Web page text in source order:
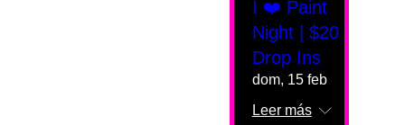
I ❤️ Paint
Night | $20
Drop Ins
dom, 15 feb
Leer más